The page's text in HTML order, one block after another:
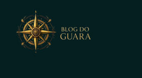
Pular
para